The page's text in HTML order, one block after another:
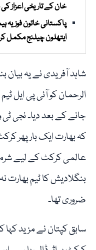
خان کے تاریخی اعزاز کی
پاکستانی خاتون فوزیہ
ایتھلون چیلنج مکمل کر
شاہد آفریدی نے یہ
الرحمان کو آئی پی ایل
جانے کے بعد دیا۔ نجی
کہ بھارت ایک بار پھر
عالمی کرکٹ کے لیے
بنگلادیش کا ٹیم بھارت
ضروری تھا۔
سابق کپتان نے مزید